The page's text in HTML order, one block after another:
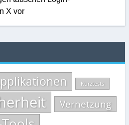
X vor
Kurztests
Vernetzung